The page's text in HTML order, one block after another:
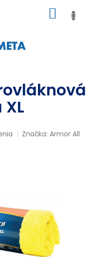
KOŠÍK
Značka:Armor All